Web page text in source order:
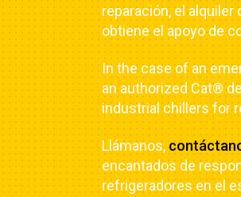
reparación, el
obtiene el apoyo de
In the case of an
an authorized Cat®
industrial chillers for
Llámanos,
encantados de
refrigeradores en el